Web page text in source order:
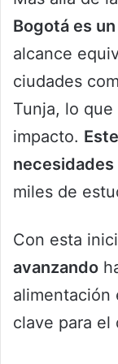
Bogotá es
alcance
ciudades
Tunja, lo
impacto.
miles de
Con esta
avanzando
alimentación
clave para el